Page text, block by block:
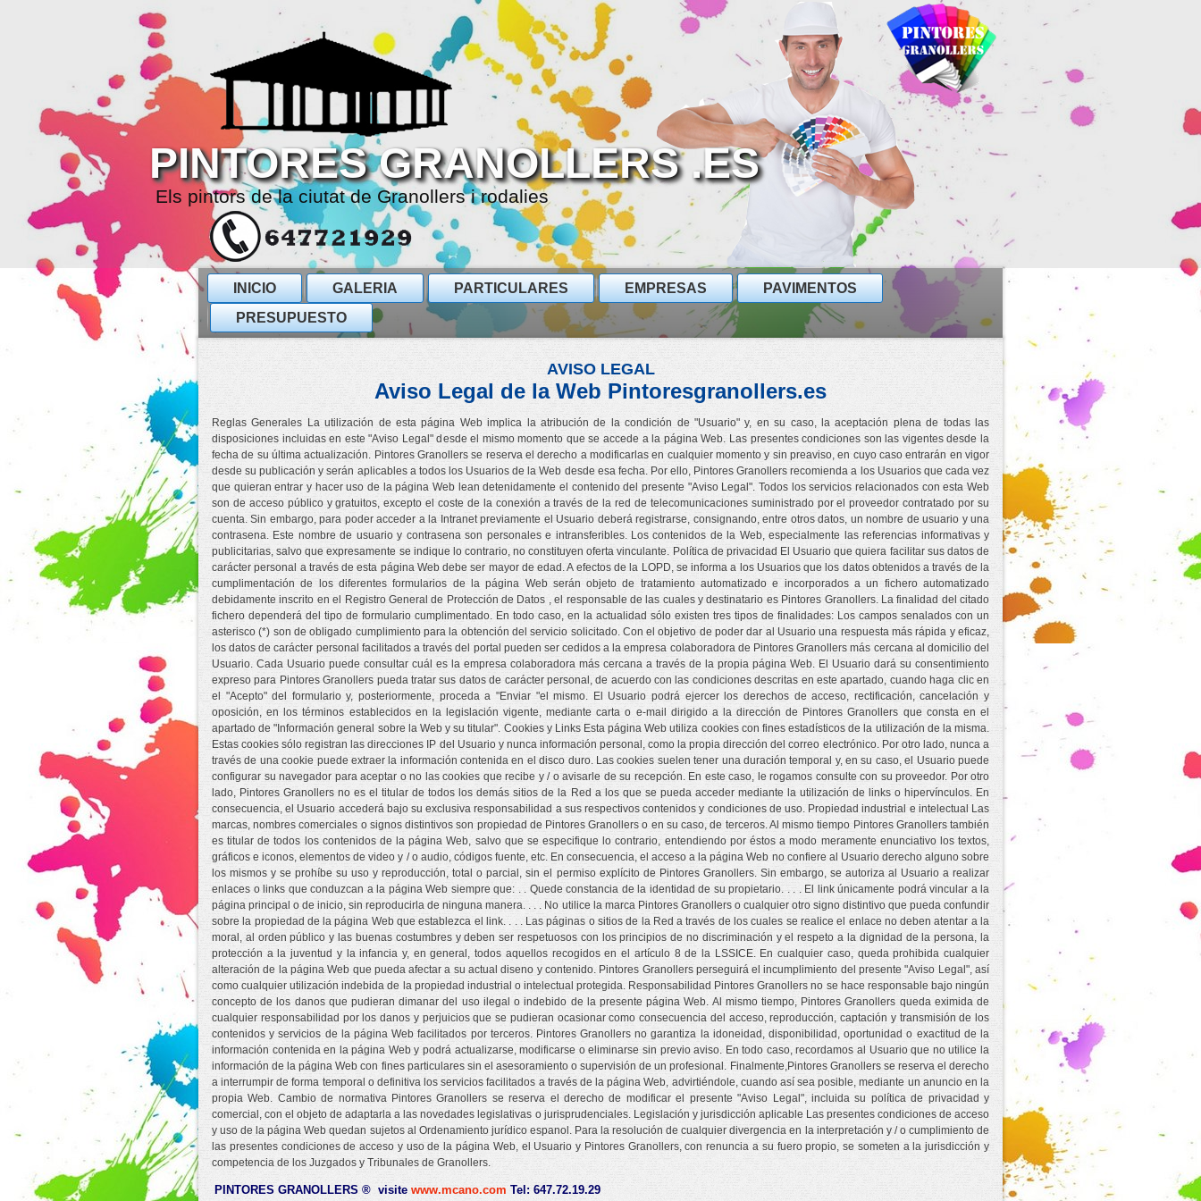
PINTORES GRANOLLERS .ES
Els pintors de la ciutat de Granollers i rodalies
INICIO GALERIA PARTICULARES EMPRESAS
PAVIMENTOS
PRESUPUESTO
AVISO LEGAL
Aviso Legal de la Web Pintoresgranollers.es
Reglas Generales La utilización de esta página Web implica la atribución de la condición de "Usuario" y, en su caso, la aceptación plena de todas las
disposiciones incluidas en este "Aviso Legal" desde el mismo momento que se accede a la página Web. Las presentes condiciones son las vigentes desde la
fecha de su última actualización. Pintores Granollers se reserva el derecho a modificarlas en cualquier momento y sin preaviso, en cuyo caso entrarán en vigor
desde su publicación y serán aplicables a todos los Usuarios de la Web desde esa fecha. Por ello, Pintores Granollers recomienda a los Usuarios que cada vez
que quieran entrar y hacer uso de la página Web lean detenidamente el contenido del presente "Aviso Legal". Todos los servicios relacionados con esta Web
son de acceso público y gratuitos, excepto el coste de la conexión a través de la red de telecomunicaciones suministrado por el proveedor contratado por su
cuenta. Sin embargo, para poder acceder a la Intranet previamente el Usuario deberá registrarse, consignando, entre otros datos, un nombre de usuario y una
contrasena. Este nombre de usuario y contrasena son personales e intransferibles. Los contenidos de la Web, especialmente las referencias informativas y
publicitarias, salvo que expresamente se indique lo contrario, no constituyen oferta vinculante. Política de privacidad El Usuario que quiera facilitar sus datos de
carácter personal a través de esta página Web debe ser mayor de edad. A efectos de la LOPD, se informa a los Usuarios que los datos obtenidos a través de la
cumplimentación de los diferentes formularios de la página Web serán objeto de tratamiento automatizado e incorporados a un fichero automatizado
debidamente inscrito en el Registro General de Protección de Datos , el responsable de las cuales y destinatario es Pintores Granollers. La finalidad del citado
fichero dependerá del tipo de formulario cumplimentado. En todo caso, en la actualidad sólo existen tres tipos de finalidades: Los campos senalados con un
asterisco (*) son de obligado cumplimiento para la obtención del servicio solicitado. Con el objetivo de poder dar al Usuario una respuesta más rápida y eficaz,
los datos de carácter personal facilitados a través del portal pueden ser cedidos a la empresa colaboradora de Pintores Granollers más cercana al domicilio del
Usuario. Cada Usuario puede consultar cuál es la empresa colaboradora más cercana a través de la propia página Web. El Usuario dará su consentimiento
expreso para Pintores Granollers pueda tratar sus datos de carácter personal, de acuerdo con las condiciones descritas en este apartado, cuando haga clic en
el "Acepto" del formulario y, posteriormente, proceda a "Enviar "el mismo. El Usuario podrá ejercer los derechos de acceso, rectificación, cancelación y
oposición, en los términos establecidos en la legislación vigente, mediante carta o e-mail dirigido a la dirección de Pintores Granollers que consta en el
apartado de "Información general sobre la Web y su titular". Cookies y Links Esta página Web utiliza cookies con fines estadísticos de la utilización de la misma.
Estas cookies sólo registran las direcciones IP del Usuario y nunca información personal, como la propia dirección del correo electrónico. Por otro lado, nunca a
través de una cookie puede extraer la información contenida en el disco duro. Las cookies suelen tener una duración temporal y, en su caso, el Usuario puede
configurar su navegador para aceptar o no las cookies que recibe y / o avisarle de su recepción. En este caso, le rogamos consulte con su proveedor. Por otro
lado, Pintores Granollers no es el titular de todos los demás sitios de la Red a los que se pueda acceder mediante la utilización de links o hipervínculos. En
consecuencia, el Usuario accederá bajo su exclusiva responsabilidad a sus respectivos contenidos y condiciones de uso. Propiedad industrial e intelectual Las
marcas, nombres comerciales o signos distintivos son propiedad de Pintores Granollers o en su caso, de terceros. Al mismo tiempo Pintores Granollers también
es titular de todos los contenidos de la página Web, salvo que se especifique lo contrario, entendiendo por éstos a modo meramente enunciativo los textos,
gráficos e iconos, elementos de video y / o audio, códigos fuente, etc. En consecuencia, el acceso a la página Web no confiere al Usuario derecho alguno sobre
los mismos y se prohíbe su uso y reproducción, total o parcial, sin el permiso explícito de Pintores Granollers. Sin embargo, se autoriza al Usuario a realizar
enlaces o links que conduzcan a la página Web siempre que: . . Quede constancia de la identidad de su propietario. . . . El link únicamente podrá vincular a la
página principal o de inicio, sin reproducirla de ninguna manera. . . . No utilice la marca Pintores Granollers o cualquier otro signo distintivo que pueda confundir
sobre la propiedad de la página Web que establezca el link. . . . Las páginas o sitios de la Red a través de los cuales se realice el enlace no deben atentar a la
moral, al orden público y las buenas costumbres y deben ser respetuosos con los principios de no discriminación y el respeto a la dignidad de la persona, la
protección a la juventud y la infancia y, en general, todos aquellos recogidos en el artículo 8 de la LSSICE. En cualquier caso, queda prohibida cualquier
alteración de la página Web que pueda afectar a su actual diseno y contenido. Pintores Granollers perseguirá el incumplimiento del presente "Aviso Legal", así
como cualquier utilización indebida de la propiedad industrial o intelectual protegida. Responsabilidad Pintores Granollers no se hace responsable bajo ningún
concepto de los danos que pudieran dimanar del uso ilegal o indebido de la presente página Web. Al mismo tiempo, Pintores Granollers queda eximida de
cualquier responsabilidad por los danos y perjuicios que se pudieran ocasionar como consecuencia del acceso, reproducción, captación y transmisión de los
contenidos y servicios de la página Web facilitados por terceros. Pintores Granollers no garantiza la idoneidad, disponibilidad, oportunidad o exactitud de la
información contenida en la página Web y podrá actualizarse, modificarse o eliminarse sin previo aviso. En todo caso, recordamos al Usuario que no utilice la
información de la página Web con fines particulares sin el asesoramiento o supervisión de un profesional. Finalmente,Pintores Granollers se reserva el derecho
a interrumpir de forma temporal o definitiva los servicios facilitados a través de la página Web, advirtiéndole, cuando así sea posible, mediante un anuncio en la
propia Web. Cambio de normativa Pintores Granollers se reserva el derecho de modificar el presente "Aviso Legal", incluida su política de privacidad y
comercial, con el objeto de adaptarla a las novedades legislativas o jurisprudenciales. Legislación y jurisdicción aplicable Las presentes condiciones de acceso
y uso de la página Web quedan sujetos al Ordenamiento jurídico espanol. Para la resolución de cualquier divergencia en la interpretación y / o cumplimiento de
las presentes condiciones de acceso y uso de la página Web, el Usuario y Pintores Granollers, con renuncia a su fuero propio, se someten a la jurisdicción y
competencia de los Juzgados y Tribunales de Granollers.
PINTORES GRANOLLERS ® visite www.mcano.com Tel: 647.72.19.29